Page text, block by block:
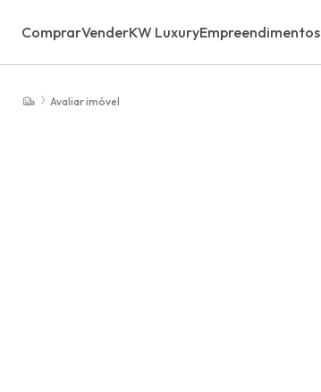
ComprarVenderKW LuxuryEmpreendimentos
Avaliar imóvel